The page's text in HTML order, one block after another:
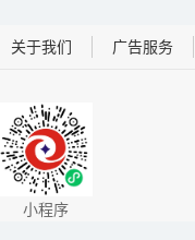
关于我们 广告服务
小程序